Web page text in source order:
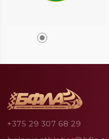
+375 29 307 68 29